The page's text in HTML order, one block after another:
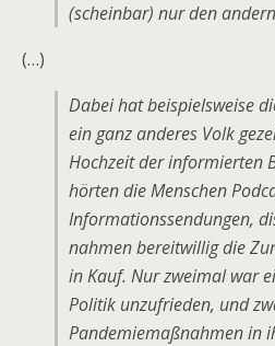
(scheinbar) nur den
(…)
Dabei hat beispielsweise
ein ganz anderes Volk
Hochzeit der informierten
hörten die Menschen
Informationssendungen,
nahmen bereitwillig die
in Kauf. Nur zweimal war
Politik unzufrieden, und
Pandemie­maß­nahmen in